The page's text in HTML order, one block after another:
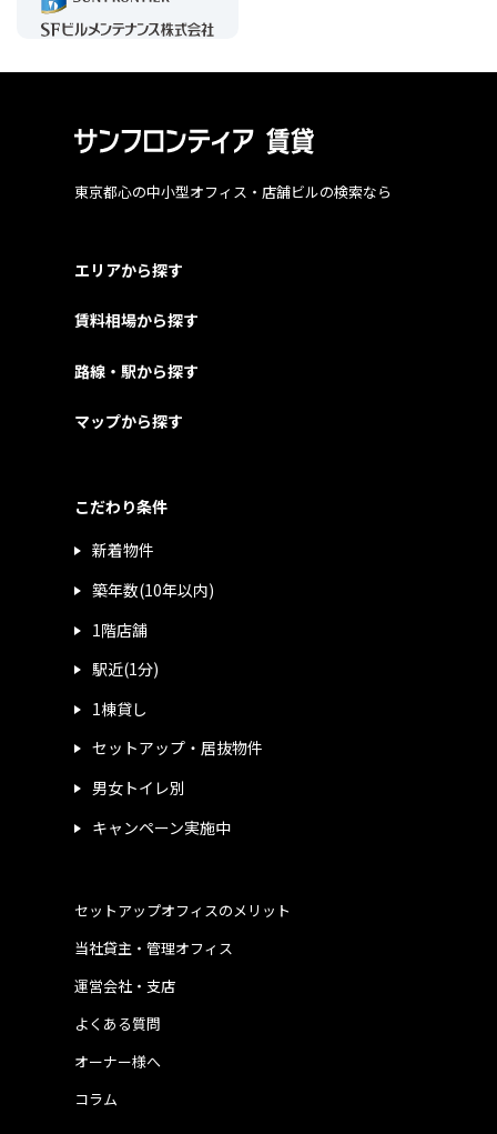
東京都心の中小型オフィス・店舗ビルの検索なら
エリアから探す
賃料相場から探す
路線・駅から探す
マップから探す
こだわり条件
新着物件
築年数(10年以内)
1階店舗
駅近(1分)
1棟貸し
セットアップ・居抜物件
男女トイレ別
キャンペーン実施中
運営会社・支店
よくある質問
当社貸主・管理オフィス
オーナー様へ
コラム
セットアップオフィスのメリット